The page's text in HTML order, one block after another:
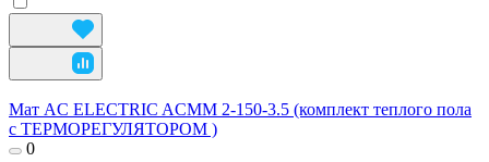
Мат AC ELECTRIC ACMM 2-150-3.5 (комплект теплого пола
с ТЕРМОРЕГУЛЯТОРОМ )
0